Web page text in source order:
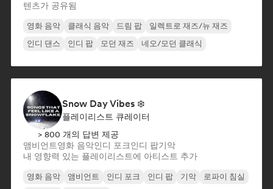
텐츠가 공유됨
영화 음악 클래식 음악 드림 팝
일렉트로 재즈/뉴 재즈
인디 댄스
인디 팝 모던 재즈 네오/모던 클래식
Snow Day Vibes ❄️
플레이리스트 큐레이터
> 800 개의 답변 제공
앰비언트영화 음악인디 포크인디 팝기악
내 영향력 있는 플레이리스트에 아티스트 추가
영화 음악 앰비언트 인디 포크 인디 팝 기악
로파이 침실